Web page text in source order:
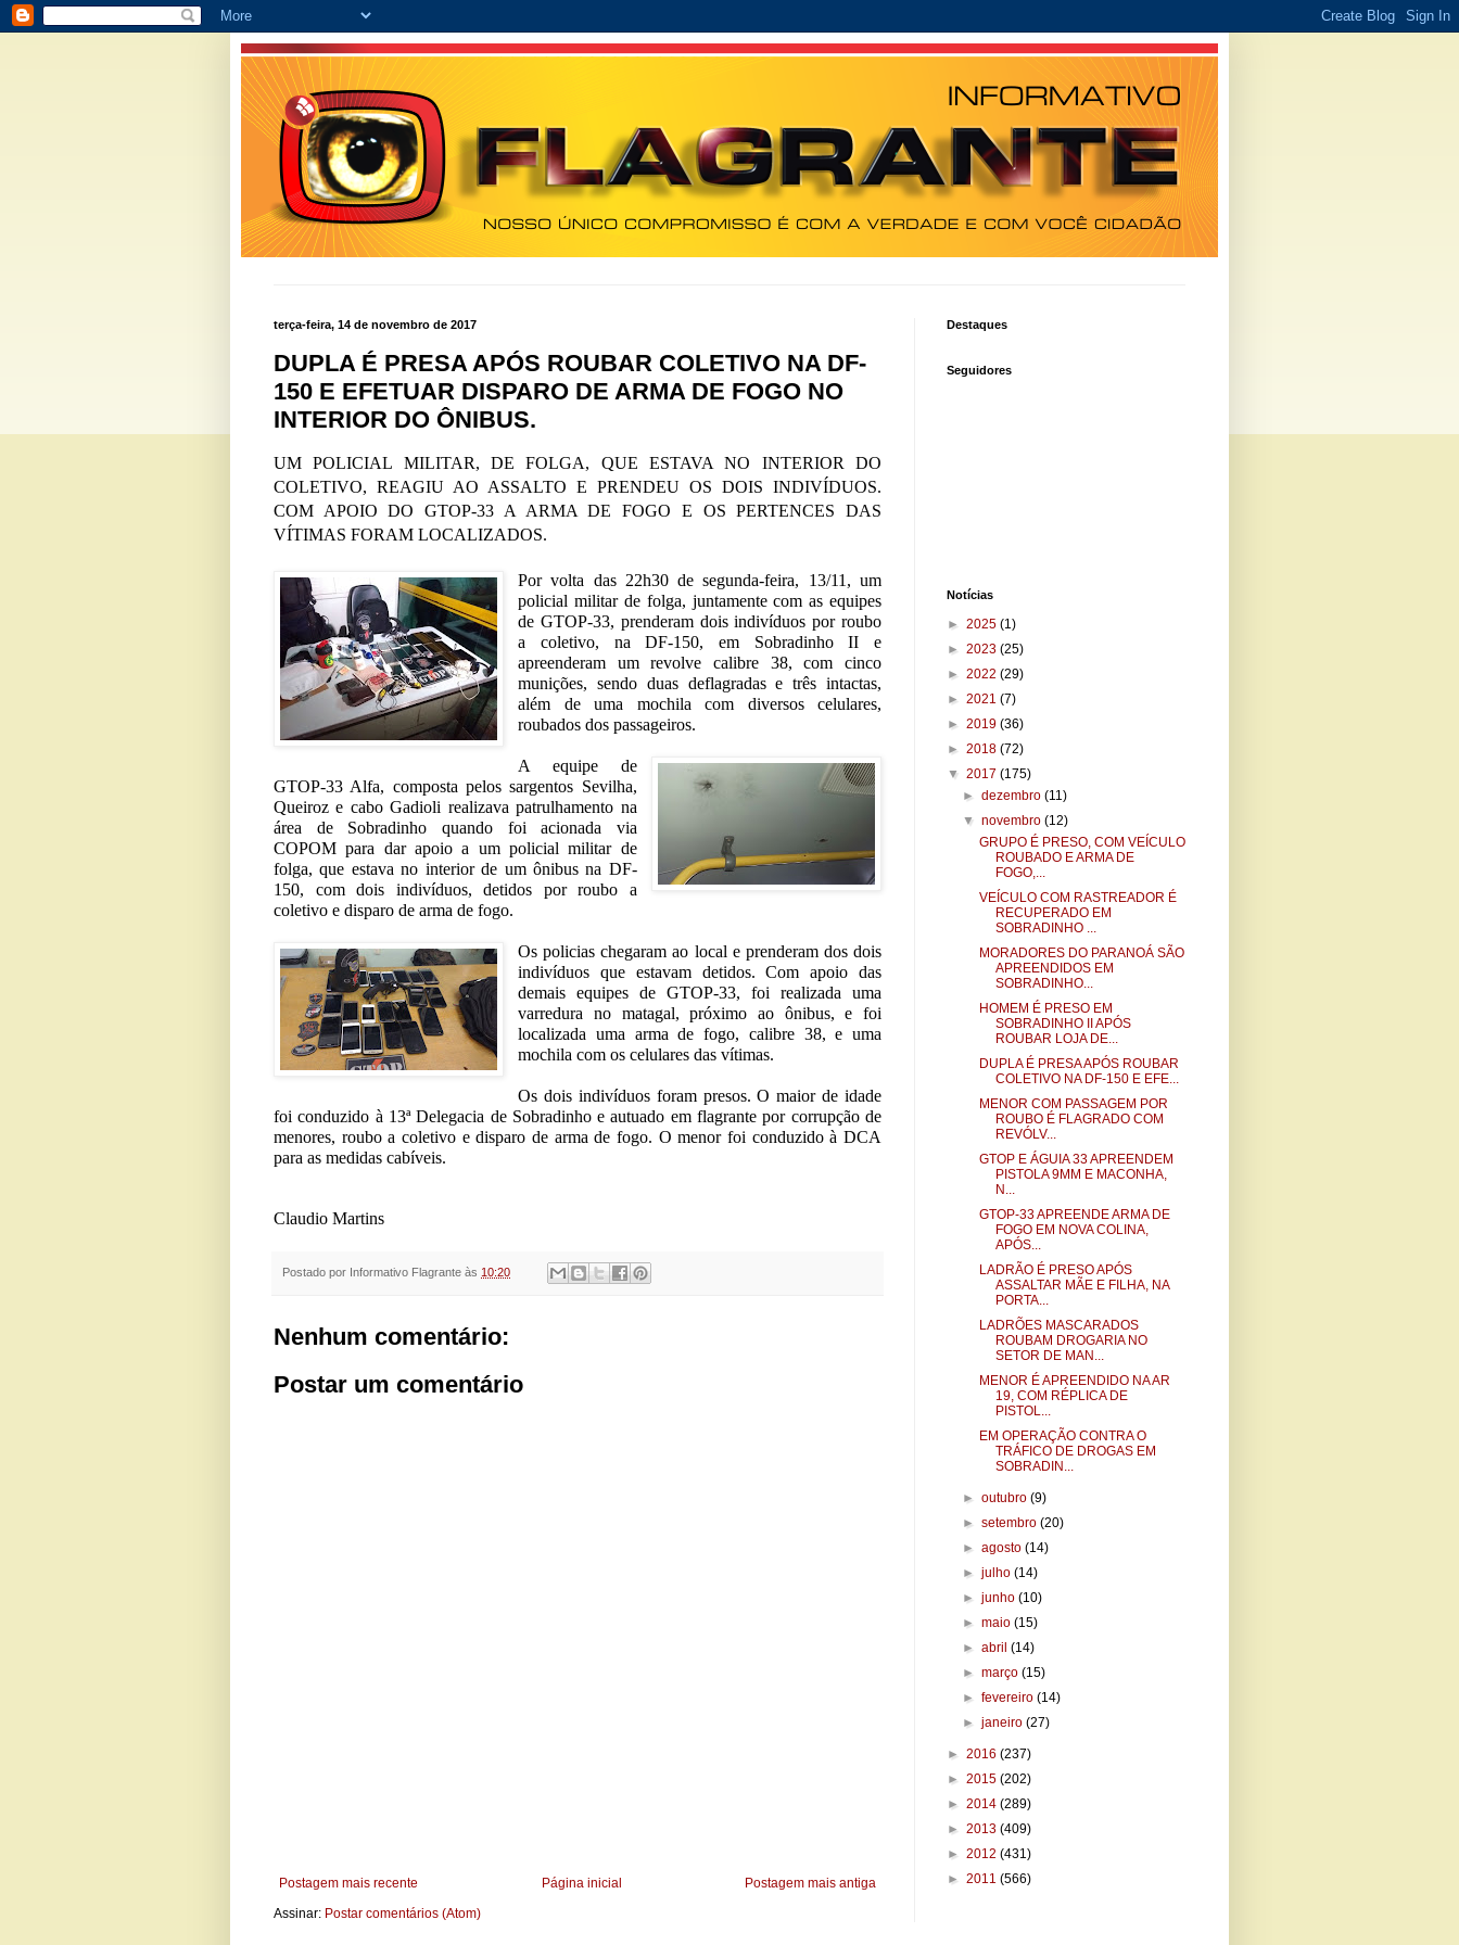
terça-feira, 14 de novembro de 2017
DUPLA É PRESA APÓS ROUBAR COLETIVO NA DF-
150 E EFETUAR DISPARO DE ARMA DE FOGO NO
INTERIOR DO ÔNIBUS.
UM POLICIAL MILITAR, DE FOLGA, QUE ESTAVA NO INTERIOR DO
COLETIVO, REAGIU AO ASSALTO E PRENDEU OS DOIS INDIVÍDUOS.
COM APOIO DO GTOP-33 A ARMA DE FOGO E OS PERTENCES DAS
VÍTIMAS FORAM LOCALIZADOS.
Por volta das 22h30 de segunda-feira, 13/11, um
policial militar de folga, juntamente com as equipes
de GTOP-33, prenderam dois indivíduos por roubo
a coletivo, na DF-150, em Sobradinho II e
apreenderam um revolve calibre 38, com cinco
munições, sendo duas deflagradas e três intactas,
além de uma mochila com diversos celulares,
roubados dos passageiros.
A equipe de
GTOP-33 Alfa, composta pelos sargentos Sevilha,
Queiroz e cabo Gadioli realizava patrulhamento na
área de Sobradinho quando foi acionada via
COPOM para dar apoio a um policial militar de
folga, que estava no interior de um ônibus na DF-
150, com dois indivíduos, detidos por roubo a
coletivo e disparo de arma de fogo.
Os policias chegaram ao local e prenderam dos dois
indivíduos que estavam detidos. Com apoio das
demais equipes de GTOP-33, foi realizada uma
varredura no matagal, próximo ao ônibus, e foi
localizada uma arma de fogo, calibre 38, e uma
mochila com os celulares das vítimas.
Os dois indivíduos foram presos. O maior de idade
foi conduzido à 13ª Delegacia de Sobradinho e autuado em flagrante por corrupção de
menores, roubo a coletivo e disparo de arma de fogo. O menor foi conduzido à DCA
para as medidas cabíveis.
Claudio Martins
Postado por Informativo Flagrante às 10:20
Nenhum comentário:
Postar um comentário
Postagem mais recente Postagem mais antiga
Página inicial
Assinar: Postar comentários (Atom)
Destaques
Seguidores
Notícias
► 2025 (1)
► 2023 (25)
► 2022 (29)
► 2021 (7)
► 2019 (36)
► 2018 (72)
▼ 2017 (175)
►dezembro(11)
▼novembro(12)
GRUPO É PRESO, COM VEÍCULO
ROUBADO E ARMA DE
FOGO,...
VEÍCULO COM RASTREADOR É
RECUPERADO EM
SOBRADINHO ...
MORADORES DO PARANOÁ SÃO
APREENDIDOS EM
SOBRADINHO...
HOMEM É PRESO EM
SOBRADINHO II APÓS
ROUBAR LOJA DE...
DUPLA É PRESA APÓS ROUBAR
COLETIVO NA DF-150 E EFE...
MENOR COM PASSAGEM POR
ROUBO É FLAGRADO COM
REVÓLV...
GTOP E ÁGUIA 33 APREENDEM
PISTOLA 9MM E MACONHA,
N...
GTOP-33 APREENDE ARMA DE
FOGO EM NOVA COLINA,
APÓS...
LADRÃO É PRESO APÓS
ASSALTAR MÃE E FILHA, NA
PORTA...
LADRÕES MASCARADOS
ROUBAM DROGARIA NO
SETOR DE MAN...
MENOR É APREENDIDO NA AR
19, COM RÉPLICA DE
PISTOL...
EM OPERAÇÃO CONTRA O
TRÁFICO DE DROGAS EM
SOBRADIN...
►outubro(9)
►setembro(20)
►agosto(14)
►julho(14)
►junho(10)
►maio(15)
►abril(14)
►março(15)
►fevereiro(14)
►janeiro(27)
► 2016 (237)
► 2015 (202)
► 2014 (289)
► 2013 (409)
► 2012 (431)
► 2011 (566)